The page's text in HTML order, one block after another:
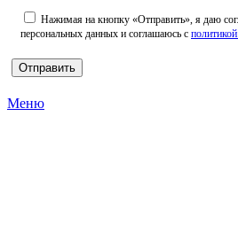
Нажимая на кнопку «Отправить», я даю
персональных данных и соглашаюсь с
Меню